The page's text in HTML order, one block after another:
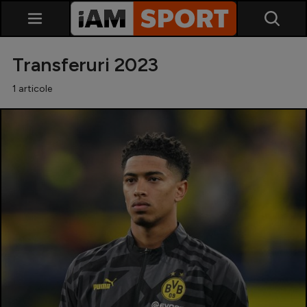
SuperLiga
Cupa României
Echipa Națională
U21
Transferuri 2023
1 articole